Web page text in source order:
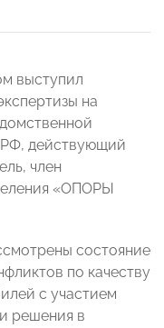
выступил
на
действующий
член
«ОПОРЫ
состояние
по качеству
с участием
решения в